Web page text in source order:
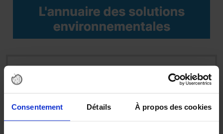
Consentement Détails À propos des cookies
Abonnez-vous à nos news sur